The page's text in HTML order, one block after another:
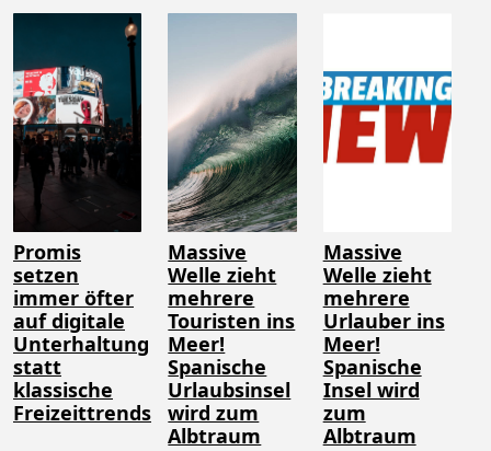
Promis
setzen
immer öfter
auf digitale
Unterhaltung
statt
klassische
Freizeittrends
Massive
Welle zieht
mehrere
Touristen ins
Meer!
Spanische
Urlaubsinsel
wird zum
Albtraum
Massive
Welle zieht
mehrere
Urlauber ins
Meer!
Spanische
Insel wird
zum
Albtraum